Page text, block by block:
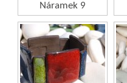
Náramek 9